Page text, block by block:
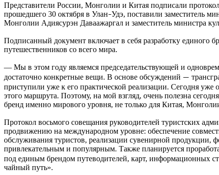
Представители России, Монголии и Китая подписали
прошедшего 30 октября в Улан–Удэ, поставили заместитель
Монголии Адиясурэн Даваажаргал и заместитель министра
Подписанный документ включает в себя разработку единого
путешественников со всего мира.
— Мы в этом году являемся председательствующей и
достаточно конкретные вещи. В основе обсуждений —
приступили уже к его практической реализации. Сегодня
этого маршрута. Поэтому, на мой взгляд, очень полезна
бренд именно мирового уровня, не только для Китая,
Протокол восьмого совещания руководителей туристских
продвижению на международном уровне: обеспечение
обслуживания туристов, реализации сувенирной продукции,
привлекательным и популярным. Также планируется
под единым брендом путеводителей, карт, информационных
чайный путь».